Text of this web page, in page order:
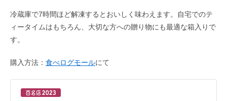
冷蔵庫で7時間ほど解凍するとおいしく味わえます。自宅でのテ
ィータイムはもちろん、大切な方への贈り物にも最適な箱入りで
す。
購入方法： 食べログモールにて